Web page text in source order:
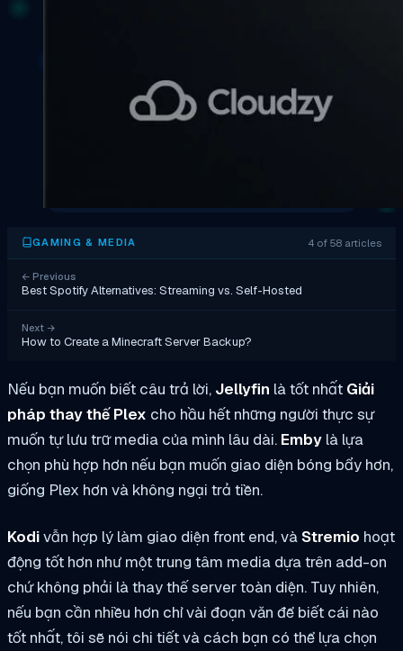
GAMING & MEDIA 4 of 58 articles
← Previous
Best Spotify Alternatives: Streaming vs. Self-Hosted
Next →
How to Create a Minecraft Server Backup?
Nếu bạn muốn biết câu trả lời, Jellyfin là tốt nhất Giải
pháp thay thế Plex cho hầu hết những người thực sự
muốn tự lưu trữ media của mình lâu dài. Emby là lựa
chọn phù hợp hơn nếu bạn muốn giao diện bóng bẩy hơn,
giống Plex hơn và không ngại trả tiền.
Kodivẫn hợp lý làm giao diện front end, vàStremio hoạt
động tốt hơn như một trung tâm media dựa trên add-on
chứ không phải là thay thế server toàn diện. Tuy nhiên,
nếu bạn cần nhiều hơn chỉ vài đoạn văn để biết cái nào
tốt nhất, tôi sẽ nói chi tiết và cách bạn có thể lựa chọn